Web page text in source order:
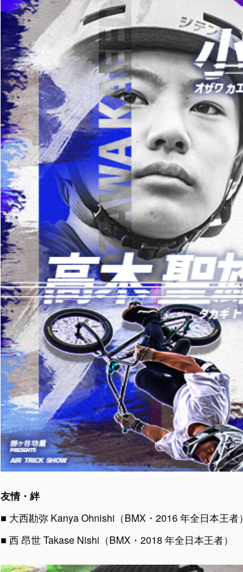
友情・絆
■ 大西勘弥 Kanya Ohnishi（BMX・2016 年全日本王者）
■ 西 昂世 Takase Nishi（BMX・2018 年全日本王者）